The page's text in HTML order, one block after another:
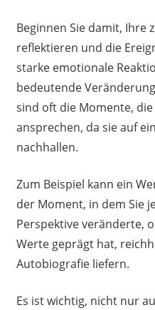
Beginnen Sie damit, Ihre
reflektieren und die
starke emotionale
bedeutende
sind oft die Momente,
ansprechen, da sie auf
nachhallen.
Zum Beispiel kann ein
der Moment, in dem Sie
Perspektive veränderte,
Werte geprägt hat,
Autobiografie liefern.
Es ist wichtig, nicht nur